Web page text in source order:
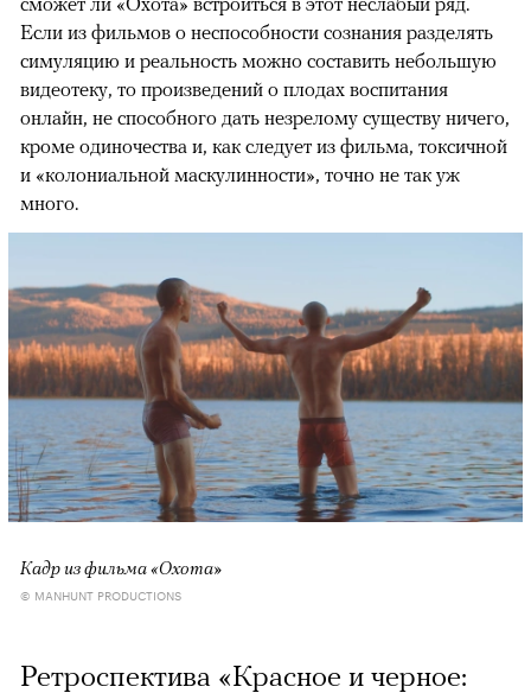
Если из фильмов о неспособности сознания разделять
симуляцию и реальность можно составить небольшую
видеотеку, то произведений о плодах воспитания
онлайн, не способного дать незрелому существу ничего,
кроме одиночества и, как следует из фильма, токсичной
и «колониальной маскулинности», точно не так уж
много.
Кадр из фильма «Охота»
© MANHUNT PRODUCTIONS
Ретроспектива «Красное и черное: